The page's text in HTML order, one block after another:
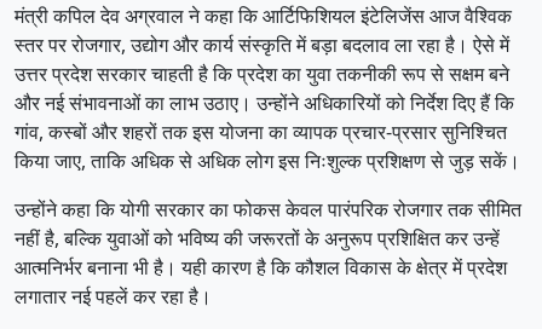
मंत्री कपिल देव अग्रवाल ने कहा कि आर्टिफिशियल इंटेलिजेंस आज वैश्विक
स्तर पर रोजगार, उद्योग और कार्य संस्कृति में बड़ा बदलाव ला रहा है। ऐसे में
उत्तर प्रदेश सरकार चाहती है कि प्रदेश का युवा तकनीकी रूप से सक्षम बने
और नई संभावनाओं का लाभ उठाए। उन्होंने अधिकारियों को निर्देश दिए हैं कि
गांव, कस्बों और शहरों तक इस योजना का व्यापक प्रचार-प्रसार सुनिश्चित
किया जाए, ताकि अधिक से अधिक लोग इस निःशुल्क प्रशिक्षण से जुड़ सकें।
उन्होंने कहा कि योगी सरकार का फोकस केवल पारंपरिक रोजगार तक सीमित
नहीं है, बल्कि युवाओं को भविष्य की जरूरतों के अनुरूप प्रशिक्षित कर उन्हें
आत्मनिर्भर बनाना भी है। यही कारण है कि कौशल विकास के क्षेत्र में प्रदेश
लगातार नई पहलें कर रहा है।